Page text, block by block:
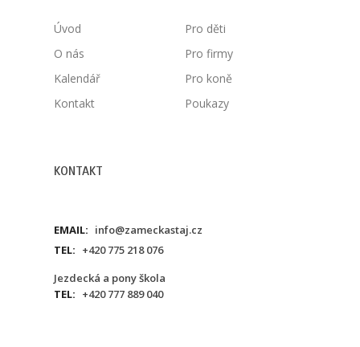
Úvod
O nás
Kalendář
Kontakt
Pro děti
Pro firmy
Pro koně
Poukazy
KONTAKT
EMAIL: info@zameckastaj.cz
TEL: +420 775 218 076
Jezdecká a pony škola
TEL: +420 777 889 040